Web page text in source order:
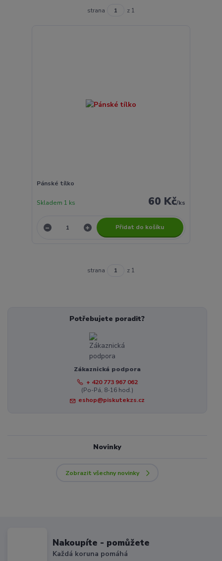
strana z 1
Pánské tílko
60 Kč/ks
Skladem 1 ks
Přidat do košíku
strana z 1
Potřebujete poradit?
Zákaznická podpora
+ 420 773 967 062
(Po-Pá, 8-16 hod.)
eshop@piskutekzs.cz
Novinky
Zobrazit všechny novinky
Nakoupíte - pomůžete
Každá koruna pomáhá